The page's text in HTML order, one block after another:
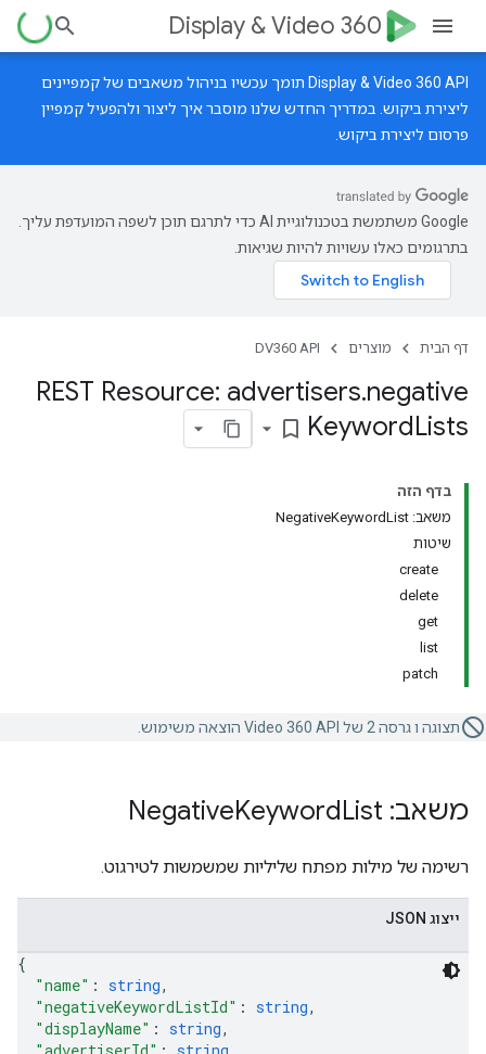
Display & Video 360
‫Display & Video 360 API תומך עכשיו בניהול משאבים של קמפיינים
ליצירת ביקוש. במדריך החדש שלנו מוסבר איך ליצור ולהפעיל קמפיין
פרסום ליצירת ביקוש.
‫Google משתמשת בטכנולוגיית AI כדי לתרגם תוכן לשפה המועדפת עליך.
בתרגומים כאלו עשויות להיות שגיאות.
דף הבית מוצרים DV360 API
REST Resource: advertisers.negative
KeywordLists
bookmark_border
בדף הזה
משאב: NegativeKeywordList
שיטות
create
delete
get
list
patch
תצוגה ו גרסה 2 של Video 360 API הוצאה משימוש.
משאב: Negative KeywordList
רשימה של מילות מפתח שליליות שמשמשות לטירגוט.
ייצוג JSON
{
"name" : string,
"negativeKeywordListId" : string,
"displayName" : string,